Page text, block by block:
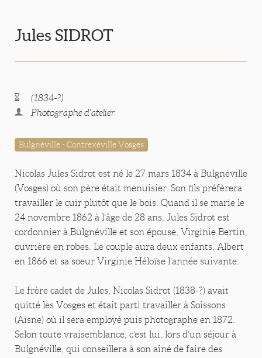
Jules SIDROT
(1834-?)
Photographe d'atelier
Bulgnéville - Contrexéville Vosges
Nicolas Jules Sidrot est né le 27 mars 1834 à Bulgnéville
(Vosges) où son père était menuisier. Son fils préfèrera
travailler le cuir plutôt que le bois. Quand il se marie le
24 novembre 1862 à l’âge de 28 ans, Jules Sidrot est
cordonnier à Bulgnéville et son épouse, Virginie Bertin,
ouvrière en robes. Le couple aura deux enfants, Albert
en 1866 et sa soeur Virginie Héloïse l’année suivante.
Le frère cadet de Jules, Nicolas Sidrot (1838-?) avait
quitté les Vosges et était parti travailler à Soissons
(Aisne) où il sera employé puis photographe en 1872.
Selon toute vraisemblance, c’est lui, lors d’un séjour à
Bulgnéville, qui conseillera à son aîné de faire des